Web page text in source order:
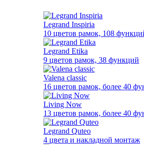
Legrand Inspiria
10 цветов рамок, 108
Legrand Etika
9 цветов рамок, 38 функций
Valena classic
16 цветов рамок, более 40
Living Now
13 цветов рамок, более 40
Legrand Quteo
4 цвета и накладной монтаж